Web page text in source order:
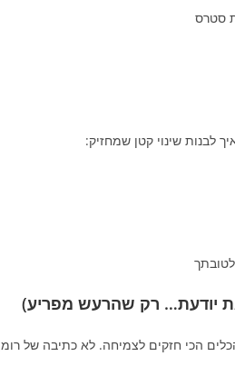
לבנות שינוי קטן שמחזיק:
יודעת… רק שהרעש מפריע)
הכי חזקים לצמיחה. לא כתיבה של